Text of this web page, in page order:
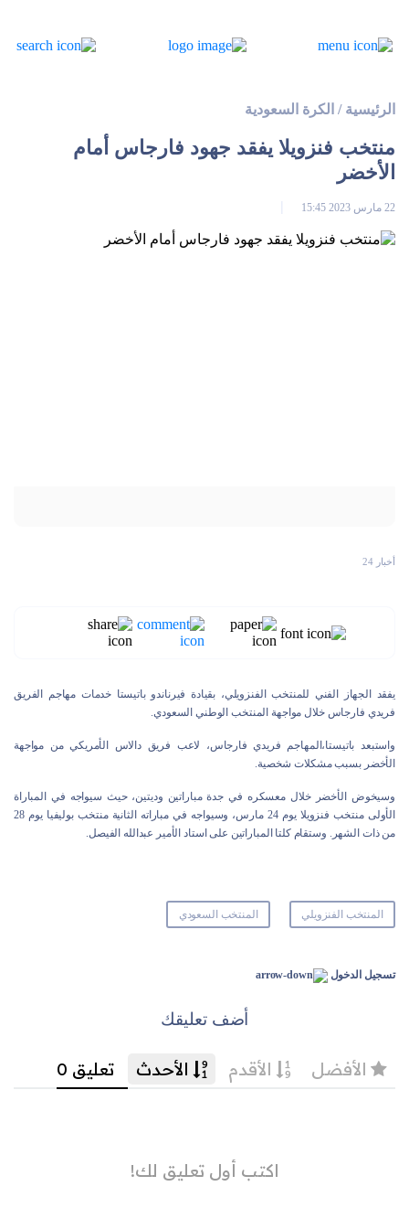
الرئيسية / الكرة السعودية
منتخب فنزويلا يفقد جهود فارجاس أمام
الأخضر
22 مارس 2023 15:45
أخبار 24
يفقد الجهاز الفني للمنتخب الفنزويلي، بقيادة فيرناندو باتيستا خدمات مهاجم الفريق
فريدي فارجاس خلال مواجهة المنتخب الوطني السعودي.
واستبعد باتيستا،المهاجم فريدي فارجاس، لاعب فريق دالاس الأمريكي من مواجهة
الأخضر بسبب مشكلات شخصية.
وسيخوض الأخضر خلال معسكره في جدة مباراتين وديتين، حيث سيواجه في المباراة
الأولى منتخب فنزويلا يوم 24 مارس، وسيواجه في مباراته الثانية منتخب بوليفيا يوم 28
من ذات الشهر. وستقام كلتا المباراتين على استاد الأمير عبدالله الفيصل.
المنتخب الفنزويلي المنتخب السعودي
تسجيل الدخول
أضف تعليقك